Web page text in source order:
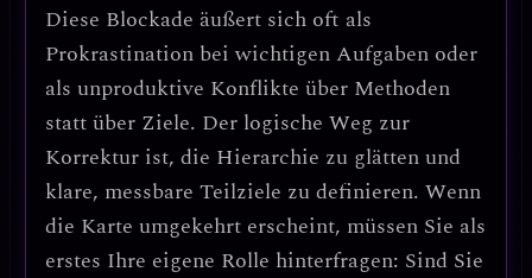
Diese Blockade äußert sich oft als
Prokrastination bei wichtigen Aufgaben oder
als unproduktive Konflikte über Methoden
statt über Ziele. Der logische Weg zur
Korrektur ist, die Hierarchie zu glätten und
klare, messbare Teilziele zu definieren. Wenn
die Karte umgekehrt erscheint, müssen Sie als
erstes Ihre eigene Rolle hinterfragen: Sind Sie